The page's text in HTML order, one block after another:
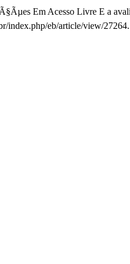
Em Acesso Livre E a
index.php/eb/article/view/27264.